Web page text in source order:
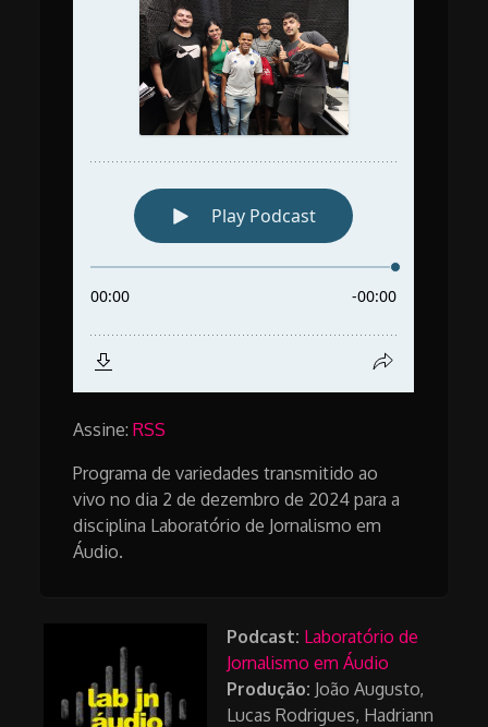
Assine:RSS
Programa de variedades transmitido ao
vivo no dia 2 de dezembro de 2024 para a
disciplina Laboratório de Jornalismo em
Áudio.
Podcast: Laboratório de
Jornalismo em Áudio
Produção: João Augusto,
Lucas Rodrigues, Hadriann